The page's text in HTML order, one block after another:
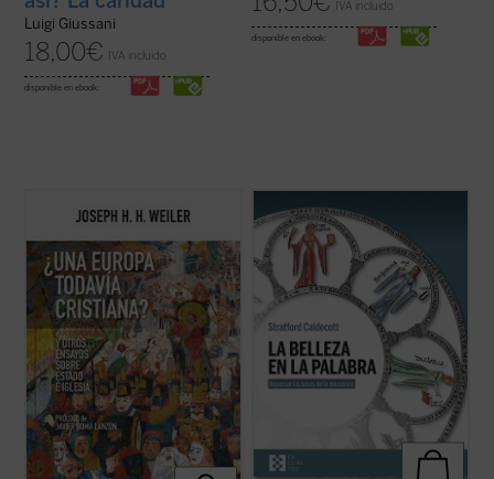
Luigi Giussani
18,00€ IVA incluido
disponible en ebook:
IVA incluido
disponible en ebook:
más que un decorado para bodas
Pero, ¿qué implica esta amnesia para
Europa?
¿Una Europa todavía cristiana?
invita al lector a replantearse el ...
La Belleza en la Palabra
contribución única para devolver la
realidad al centro del aprendizaje. A los
interrogantes ¿qué es una buena
educación? o ¿para qué sirve?, Stratford
Caldecott ensaya una respuesta arrojando
una nueva ...(ver ficha)